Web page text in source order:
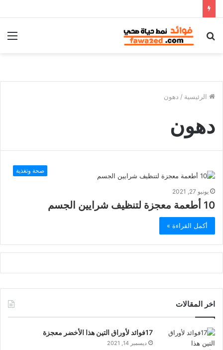
بحث
الرئيسية / دهون
دهون
صحة وتغذية
يونيو 27, 2021
10 أطعمة معجزة لتنظيف شرايين الجسم
أكمل القراءة »
اخر المقالات
17فوائد لأوراق التين هذا الأخضر معجزة
ديسمبر 14, 2021